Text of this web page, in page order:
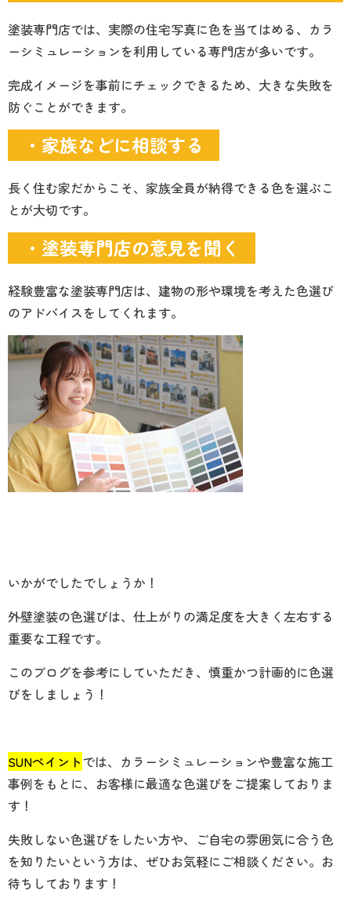
塗装専門店では、実際の住宅写真に色を当てはめる、カラ
ーシミュレーションを利用している専門店が多いです。
完成イメージを事前にチェックできるため、大きな失敗を
防ぐことができます。
・家族などに相談する
長く住む家だからこそ、家族全員が納得できる色を選ぶこ
とが大切です。
・塗装専門店の意見を聞く
経験豊富な塗装専門店は、建物の形や環境を考えた色選び
のアドバイスをしてくれます。
いかがでしたでしょうか！
外壁塗装の色選びは、仕上がりの満足度を大きく左右する
重要な工程です。
このブログを参考にしていただき、慎重かつ計画的に色選
びをしましょう！
SUNペイントでは、カラーシミュレーションや豊富な施工
事例をもとに、お客様に最適な色選びをご提案しておりま
す！
失敗しない色選びをしたい方や、ご自宅の雰囲気に合う色
を知りたいという方は、ぜひお気軽にご相談ください。お
待ちしております！